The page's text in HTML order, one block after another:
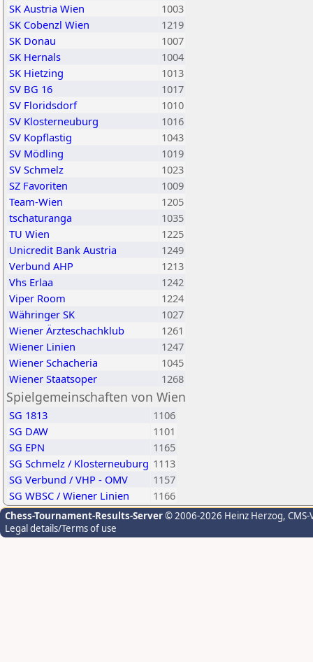
SK Austria Wien
1003
SK Cobenzl Wien
1219
SK Donau
1007
SK Hernals
1004
SK Hietzing
1013
SV BG 16
1017
SV Floridsdorf
1010
SV Klosterneuburg
1016
SV Kopflastig
1043
SV Mödling
1019
SV Schmelz
1023
SZ Favoriten
1009
Team-Wien
1205
tschaturanga
1035
TU Wien
1225
Unicredit Bank Austria
1249
Verbund AHP
1213
Vhs Erlaa
1242
Viper Room
1224
Währinger SK
1027
Wiener Ärzteschachklub
1261
Wiener Linien
1247
Wiener Schacheria
1045
Wiener Staatsoper
1268
Spielgemeinschaften von Wien
SG 1813
1106
SG DAW
1101
SG EPN
1165
SG Schmelz / Klosterneuburg 1113
SG Verbund / VHP - OMV
1157
SG WBSC / Wiener Linien
1166
Chess-Tournament-Results-Server© 2006-2026 Heinz Herzog,
Legal details/Terms of use